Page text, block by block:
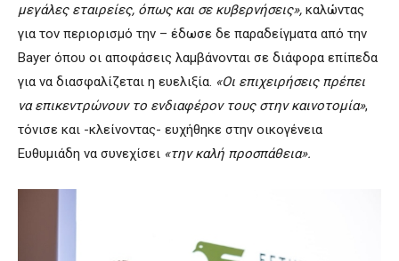
μεγάλες εταιρείες, όπως και σε κυβερνήσεις», καλώντας
για τον περιορισμό την – έδωσε δε παραδείγματα από την
Bayer όπου οι αποφάσεις λαμβάνονται σε διάφορα επίπεδα
για να διασφαλίζεται η ευελιξία. «Οι επιχειρήσεις πρέπει
να επικεντρώνουν το ενδιαφέρον τους στην καινοτομία»,
τόνισε και -κλείνοντας- ευχήθηκε στην οικογένεια
Ευθυμιάδη να συνεχίσει «την καλή προσπάθεια».